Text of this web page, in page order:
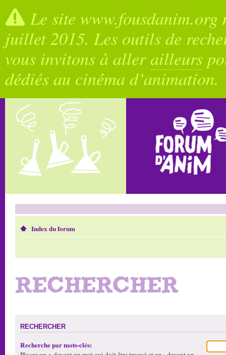
Le site
juillet 2015. Les outils de
vous invitons à allerailleurs
dédiés au cinéma d’animation.
Index du forum
RECHERCHER
RECHERCHER
Recherche par mots-clés: